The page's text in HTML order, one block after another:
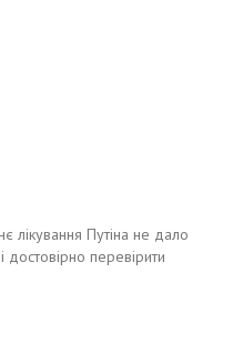
лікування Путіна не дало
достовірно перевірити